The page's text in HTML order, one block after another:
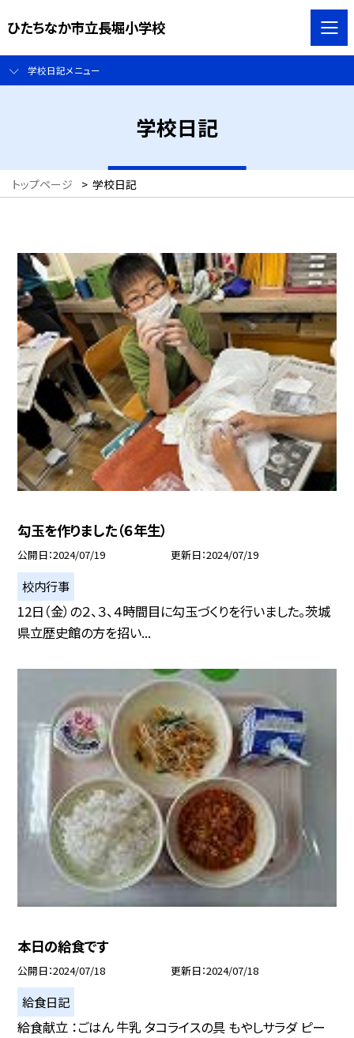
ひたちなか市立長堀小学校
学校日記メニュー
学校日記
トップページ > 学校日記
勾玉を作りました（６年生）
公開日 2024/07/19 更新日 2024/07/19
校内行事
12日（金）の２、３、４時間目に勾玉づくりを行いました。茨城
県立歴史館の方を招い...
本日の給食です
公開日 2024/07/18 更新日 2024/07/18
給食日記
給食献立 ：ごはん 牛乳 タコライスの具 もやしサラダ ピー